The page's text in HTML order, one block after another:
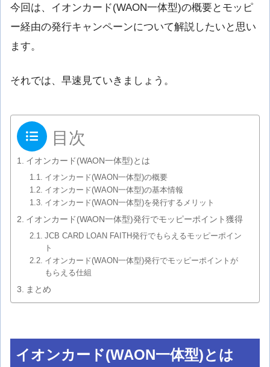
今回は、イオンカード(WAON一体型)の概要とモッピ
ー経由の発行キャンペーンについて解説したいと思い
ます。
それでは、早速見ていきましょう。
目次
イオンカード(WAON一体型)とは
イオンカード(WAON一体型)の概要
イオンカード(WAON一体型)の基本情報
イオンカード(WAON一体型)を発行するメリット
イオンカード(WAON一体型)発行でモッピーポイント獲得
JCB CARD LOAN FAITH発行でもらえるモッピーポイン
ト
イオンカード(WAON一体型)発行でモッピーポイントが
もらえる仕組
まとめ
イオンカード(WAON一体型)とは